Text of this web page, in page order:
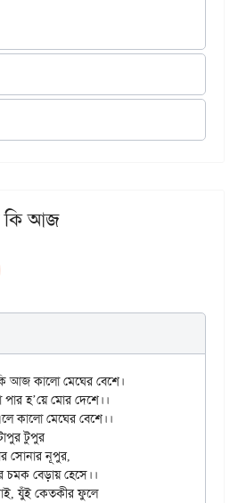
কি আজ
আজ কালো মেঘের বেশে।
হ’য়ে মোর দেশে।।
বেড়ায় হেসে।।
যুঁই কেতকীর ফুলে